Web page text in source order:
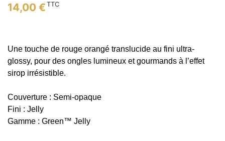
14,00 € TTC
Une touche de rouge orangé translucide au fini ultra-
glossy, pour des ongles lumineux et gourmands à l’effet
sirop irrésistible.
Couverture : Semi-opaque
Fini : Jelly
Gamme : Green™ Jelly